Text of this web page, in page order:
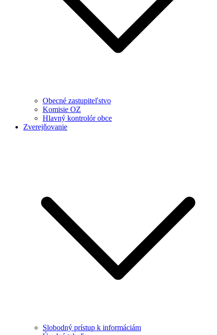
Obecné zastupiteľstvo
Komisie OZ
Hlavný kontrolór obce
Zverejňovanie
Slobodný prístup k informáciám